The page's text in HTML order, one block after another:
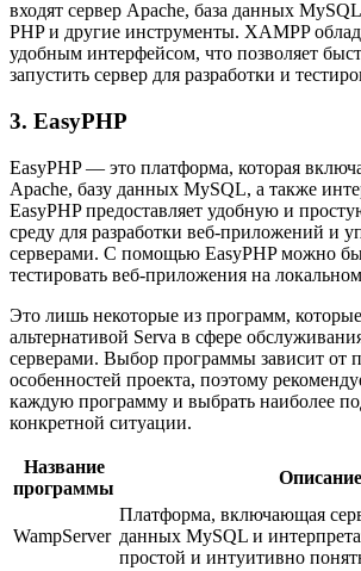
входят сервер Apache, база данных
PHP и другие инструменты. XAMPP
удобным интерфейсом, что позволяет
запустить сервер для разработки и
3. EasyPHP
EasyPHP — это платформа, которая
Apache, базу данных MySQL, а также
EasyPHP предоставляет удобную и
среду для разработки веб-приложений и
серверами. С помощью EasyPHP можно
тестировать веб-приложения на
Это лишь некоторые из программ,
альтернативой Serva в сфере
серверами. Выбор программы зависит от
особенностей проекта, поэтому
каждую программу и выбрать наиболее
конкретной ситуации.
Название
программы
Описание
WampServer
Платформа, включающая
данных MySQL и
простой и интуитивно